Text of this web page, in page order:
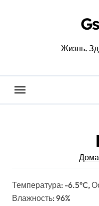
Жизнь.
Температура: -6.5°C,
Влажность: 96%